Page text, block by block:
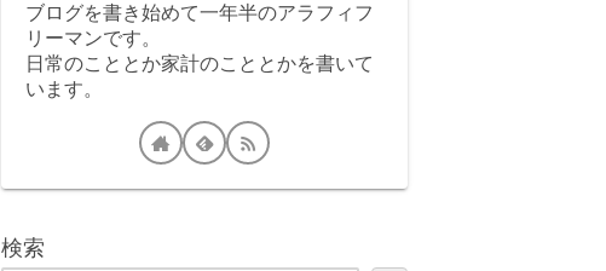
ブログを書き始めて一年半のアラフィフ
リーマンです。
日常のこととか家計のこととかを書いて
います。
検索